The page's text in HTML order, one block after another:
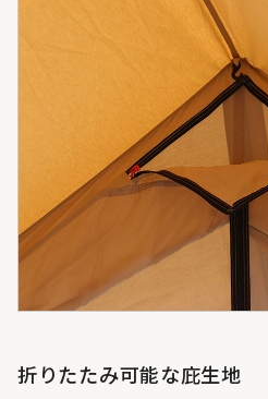
折りたたみ可能な庇生地